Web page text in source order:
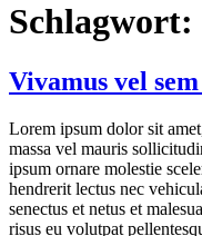
Schlagwort:
Vivamus vel
Lorem ipsum dolor sit
massa vel mauris
ipsum ornare molestie
hendrerit lectus nec
senectus et netus et
risus eu volutpat